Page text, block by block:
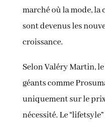
marché où la mode,
sont devenus les
croissance.
Selon Valéry Martin,
géants comme
uniquement sur le
nécessité.Le